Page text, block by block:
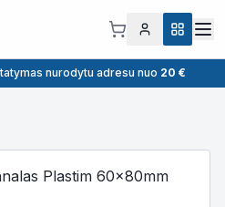
nurodytu adresu nuo 20 €